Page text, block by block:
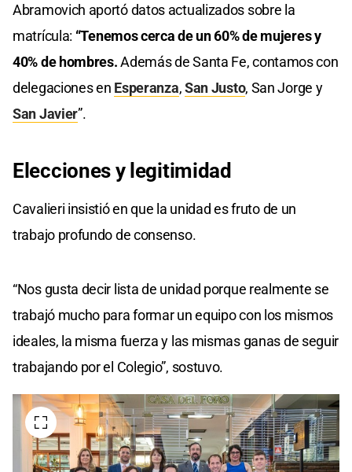
Abramovich aportó datos actualizados sobre la
matrícula: “Tenemos cerca de un 60% de mujeres y
40% de hombres.Además de Santa Fe, contamos con
delegaciones en Esperanza,San Justo, San Jorge y
San Javier”.
Elecciones y legitimidad
Cavalieri insistió en que la unidad es fruto de un
trabajo profundo de consenso.
“Nos gusta decir lista de unidad porque realmente se
trabajó mucho para formar un equipo con los mismos
ideales, la misma fuerza y las mismas ganas de seguir
trabajando por el Colegio”, sostuvo.